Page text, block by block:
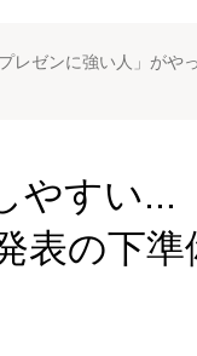
レゼンに強い人」がや
やすい...
表の下準